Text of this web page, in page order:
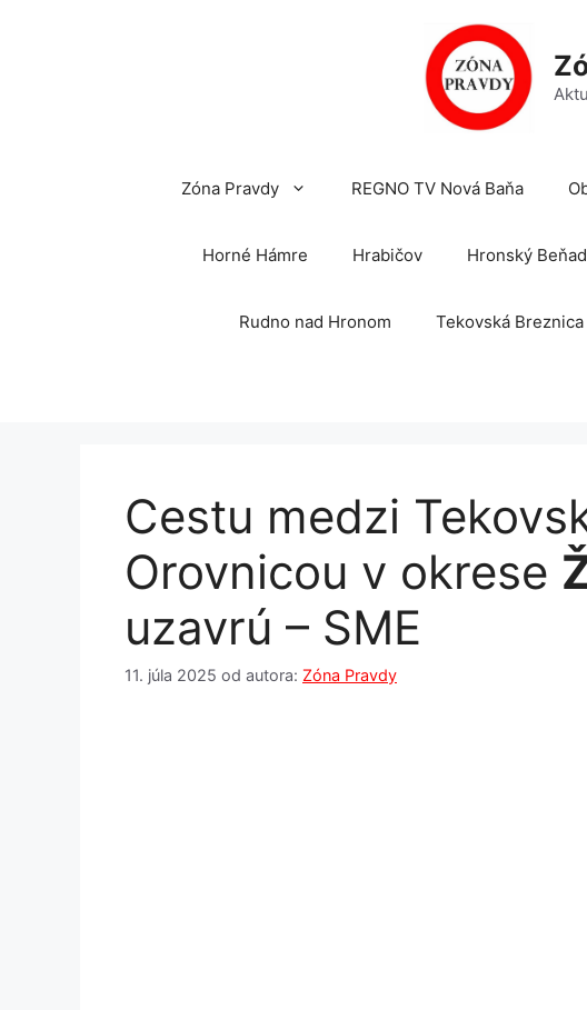
Zóna Pravdy REGNO TV Nová Baňa
Horné Hámre Hrabičov Hronský
Rudno nad Hronom Tekovská Breznica
Cestu medzi
Orovnicou v okrese
uzavrú – SME
11. júla 2025 od autora: Zóna Pravdy